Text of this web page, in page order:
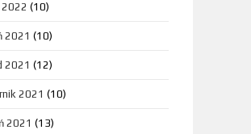
(10)
2021 (10)
2021 (12)
2021 (10)
2021 (13)